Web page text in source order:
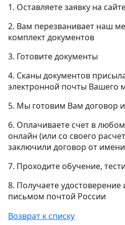
1. Оставляете заявку на
2. Вам перезванивает наш
комплект документов
3. Готовите документы
4. Сканы документов
электронной почты Вашего
5. Мы готовим Вам договор
6. Оплачиваете счет в
онлайн (или со своего
заключили договор от
7. Проходите обучение,
8. Получаете
письмом почтой России
Возврат к списку